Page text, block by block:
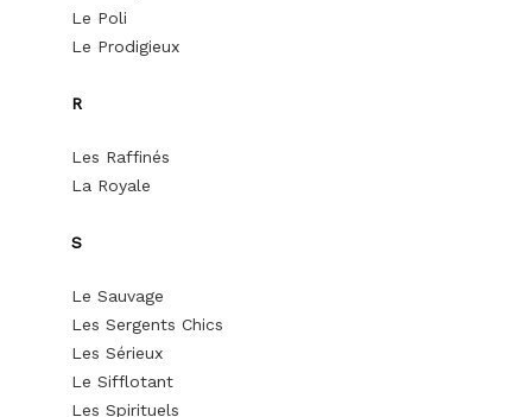
Le Poli
Le Prodigieux
R
Les Raffinés
La Royale
S
Le Sauvage
Les Sergents Chics
Les Sérieux
Le Sifflotant
Les Spirituels